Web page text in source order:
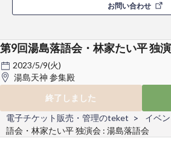
お問い合わせ
第9回湯島落語会・林家たい平 独
2023/5/9(火)
湯島天神 参集殿
終了しました
電子チケット販売・管理のteket イベ
語会・林家たい平 独演会 : 湯島落語会